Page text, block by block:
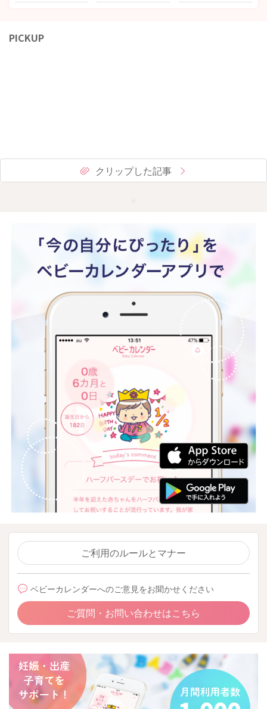
PICKUP
クリップした記事
ご利用のルールとマナー
ベビーカレンダーへのご意見をお聞かせください
ご質問・お問い合わせはこちら